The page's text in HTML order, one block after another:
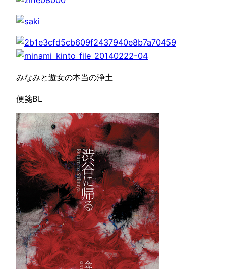
みなみと遊女の本当の浄土
便箋BL